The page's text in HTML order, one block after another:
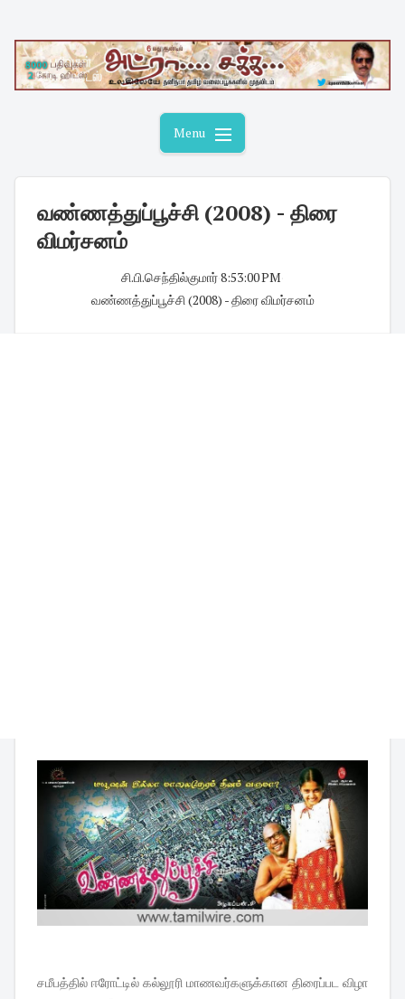
content
Menu
வண்ணத்துப்பூச்சி (2008) - திரை
விமர்சனம்
சி.பி.செந்தில்குமார்8:53:00 PM
வண்ணத்துப்பூச்சி (2008) - திரை விமர்சனம்
சமீபத்தில் ஈரோட்டில் கல்லூரி மாணவர்களுக்கான திரைப்பட விழா